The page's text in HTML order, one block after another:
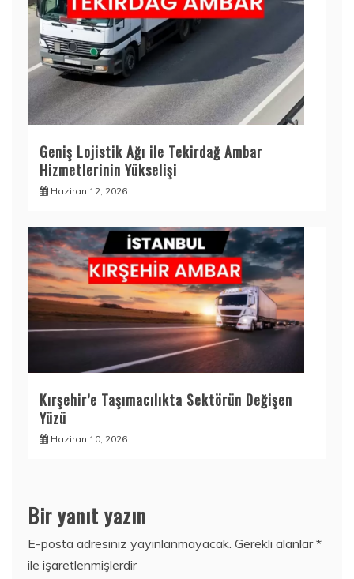
Geniş Lojistik Ağı ile Tekirdağ Ambar
Hizmetlerinin Yükselişi
Haziran 12, 2026
Kırşehir’e Taşımacılıkta Sektörün Değişen
Yüzü
Haziran 10, 2026
Bir yanıt yazın
E-posta adresiniz yayınlanmayacak. Gerekli alanlar*
ile işaretlenmişlerdir